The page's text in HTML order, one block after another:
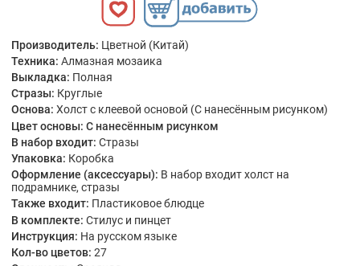
Производитель: Цветной (Китай)
Техника: Алмазная мозаика
Выкладка: Полная
Стразы: Круглые
Основа: Холст с клеевой основой (С нанесённым рисунком)
Цвет основы: С нанесённым рисунком
В набор входит: Стразы
Упаковка: Коробка
Оформление (аксессуары): В набор входит холст на
подрамнике, стразы
Также входит: Пластиковое блюдце
В комплекте: Стилус и пинцет
Инструкция: На русском языке
Кол-во цветов: 27